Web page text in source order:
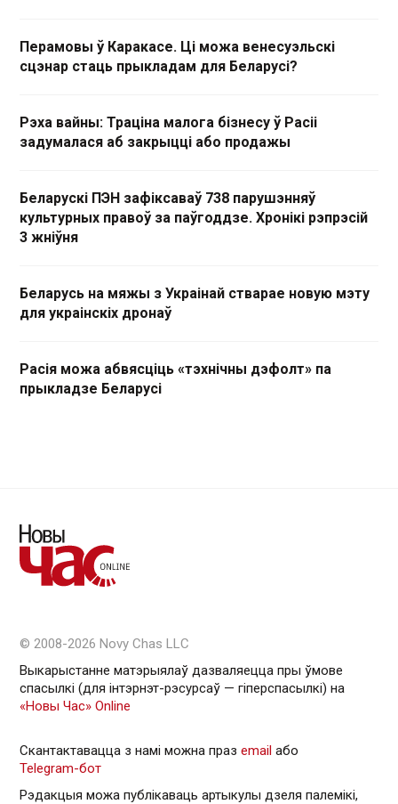
Перамовы ў Каракасе. Ці можа венесуэльскі
сцэнар стаць прыкладам для Беларусі?
Рэха вайны: Траціна малога бізнесу ў Расіі
задумалася аб закрыцці або продажы
Беларускі ПЭН зафіксаваў 738 парушэнняў
культурных правоў за паўгоддзе. Хронікі рэпрэсій
3 жніўня
Беларусь на мяжы з Украінай стварае новую мэту
для украінскіх дронаў
Расія можа абвясціць «тэхнічны дэфолт» па
прыкладзе Беларусі
© 2008-2026 Novy Chas LLC
Выкарыстанне матэрыялаў дазваляецца пры ўмове
спасылкі (для інтэрнэт-рэсурсаў — гiперспасылкi) на
«Новы Час» Online
Скантактавацца з намі можна праз email або
Telegram-бот
Рэдакцыя можа публікаваць артыкулы дзеля палемікі,